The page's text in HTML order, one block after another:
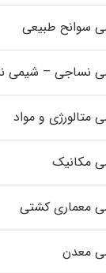
سوانح طبیعی
نساجی – شیمی
متالورژی و مواد
مکانیک
معماری کشتی
معدن